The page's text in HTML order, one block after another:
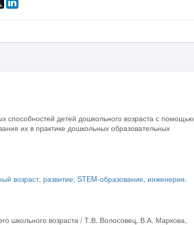
способностей детей дошкольного возраста с помощью
их в практике дошкольных образовательных
возраст, развитие, STEM-образование, инженерия.
школьного возраста / Т.В. Волосовец, В.А. Маркова,